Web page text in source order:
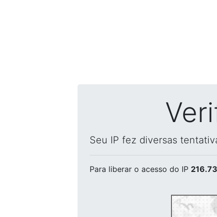
Seu IP fez diversas
Para liberar o acesso do IP